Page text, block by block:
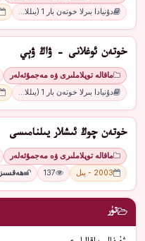
دۇنيادا بىرلا خوتەن بار 1 (يىللا…
خوتەن ئوغلانى - ۋاڭ ۋېي
ماقالە توپلاملىرى ۋە مەجمۇئەلەر
دۇنيادا بىرلا خوتەن بار 1 (يىللا…
خوتەن چوڭ ئىشلار يىلنامىسى
ماقالە توپلاملىرى ۋە مەجمۇئەلەر
2003 - يىل
137 ھەقسىز
تۈر